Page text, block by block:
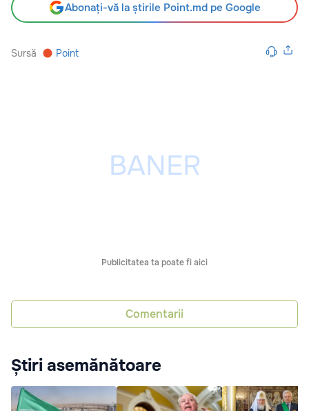
Abonați-vă la știrile Point.md pe Google
Sursă Point
Publicitatea ta poate fi aici
Comentarii
Știri asemănătoare